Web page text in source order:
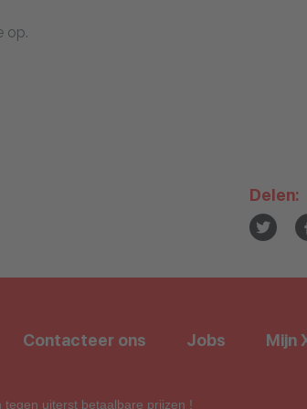
op.
Delen:
Contacteer ons Jobs
Mijn
uiterst betaalbare prijzen !